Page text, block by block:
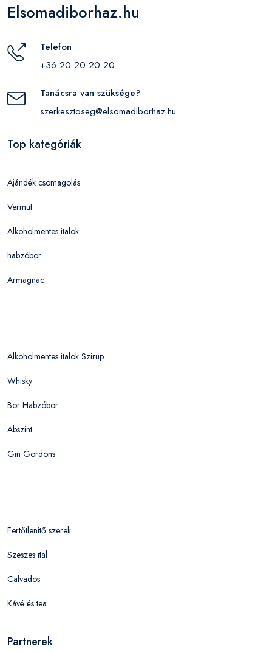
Elsomadiborhaz.hu
Telefon
+36 20 20 20 20
Tanácsra van szüksége?
szerkesztoseg@elsomadiborhaz.hu
Top kategóriák
Ajándék csomagolás
Vermut
Alkoholmentes italok
habzóbor
Armagnac
Alkoholmentes italok Szirup
Whisky
Bor Habzóbor
Abszint
Gin Gordons
Fertőtlenítő szerek
Szeszes ital
Calvados
Kávé és tea
Partnerek